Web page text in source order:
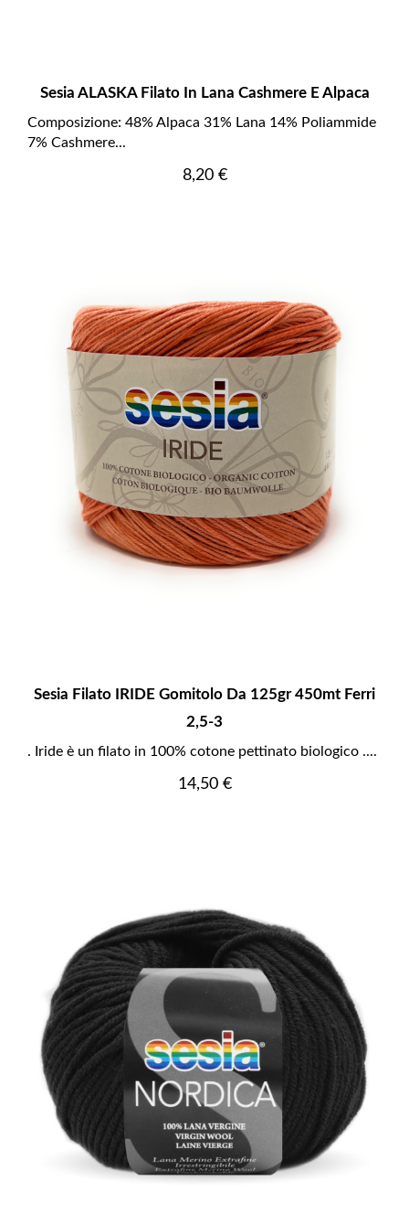
Sesia ALASKA Filato In Lana Cashmere E Alpaca
Composizione: 48% Alpaca 31% Lana 14% Poliammide
7% Cashmere...
Prezzo
8,20 €
Sesia Filato IRIDE Gomitolo Da 125gr 450mt Ferri
2,5-3
. Iride è un filato in 100% cotone pettinato biologico ....
Prezzo
14,50 €